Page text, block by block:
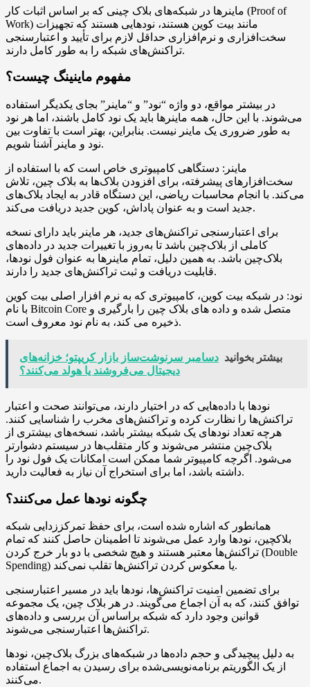
ماینرها در شبکه‌های بلاک چینی که بر اساس اثبات کار (Proof of
Work) مانند بیت کوین هستند، نودهایی هستند که تجهیزات
سخت‌افزاری و نرم‌افزاری حداقل لازم برای تأیید و اعتبارسنجی
تراکنش‌های شبکه را به طور کامل دارند.
مفهوم ماینینگ چیست؟
در بیشتر مواقع، دو واژه “نود” و “ماینر” بجای یکدیگر استفاده
می‌شوند. با این حال، همه ماینرها باید یک نود کامل باشند، اما هر نود
به طور ضروری یک ماینر نیست. بنابراین، بهتر است با تفاوت بین
نود و ماینر آشنا شویم.
ماینر: دستگاهی کامپیوتری خاص است که با استفاده از
سخت‌افزارهای پیشرفته، برای افزودن بلاک‌ها به بلاک چین، تلاش
می‌کند. با انجام محاسبات ریاضی، این دستگاه قادر به ایجاد بلاک‌های
جدید است و به عنوان پاداش، کوین جدید دریافت می‌کند.
برای اعتبارسنجی تراکنش‌های جدید، هر ماینر باید دارای نسخه
کاملی از بلاک‌چین باشد تا به‌روز با تغییرات جدید در داده‌های
بلاک‌چین باشد. به همین دلیل، تمام ماینرها به عنوان فول نودها،
قابلیت دریافت و ثبت تراکنش‌های جدید را دارند.
نود: در شبکه بیت کوین، کامپیوتری که به نرم افزار اصلی بیت کوین
با نام Bitcoin Core متصل شده و داده های بلاک چین را بارگیری و
ذخیره می کند، به نام نود معروف است.
بیشتر بخوانید دسامبر سرنوشت‌ساز بازار کریپتو؛ خزانه‌های
دیجیتال می‌فروشند یا هولد می‌کنند؟
نودها با داده‌هایی که در اختیار دارند، می‌توانند صحت و اعتبار
تراکنش‌ها را نظارت کرده و تراکنش‌های مخرب را شناسایی کنند.
هرچه تعداد نودهای یک شبکه بیشتر باشد، نسخه‌های بیشتری از
بلاک‌چین منتشر می‌شوند و کار متقلب‌ها در سیستم دشوارتر
می‌شود. اگرچه کامپیوتر شما ممکن است امکانات یک فول نود را
داشته باشد، اما برای استخراج آن نیاز به فعالیت دارید.
چگونه نودها عمل می‌کنند؟
همانطور که اشاره شده است، برای حفظ تمرکززدایی شبکه
بلاکچین، نودها وارد عمل می‌شوند تا اطمینان حاصل کنند که تمام
تراکنش‌ها معتبر هستند و هیچ شخصی با دو بار خرج کردن (Double
Spending) یا معکوس کردن تراکنش‌ها تقلب نمی‌کند.
برای تضمین امنیت تراکنش‌ها، نودها باید در مسیر اعتبارسنجی
توافق کنند، که به آن اجماع می‌گویند. در هر بلاک چین، یک مجموعه
قوانین وجود دارد که شبکه براساس آن بررسی و داده‌های
تراکنش‌ها اعتبارسنجی می‌شوند.
به دلیل پیچیدگی و حجم داده‌ها در شبکه‌های بزرگ بلاک‌چین، نودها
از یک الگوریتم برنامه‌نویسی‌شده برای رسیدن به اجماع استفاده
می‌کنند.